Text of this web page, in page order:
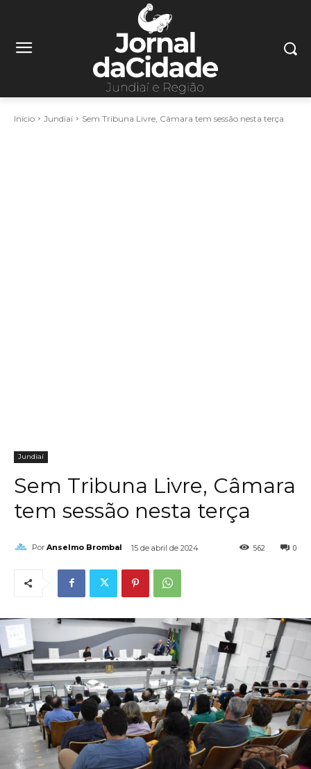
Início Jundiaí Sem Tribuna Livre, Câmara tem sessão nesta terça
Jundiaí
Sem Tribuna Livre, Câmara
tem sessão nesta terça
Por Anselmo Brombal 15 de abril de 2024 0
562